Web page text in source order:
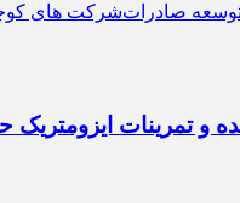
صادراتشرکت های
و تمرینات